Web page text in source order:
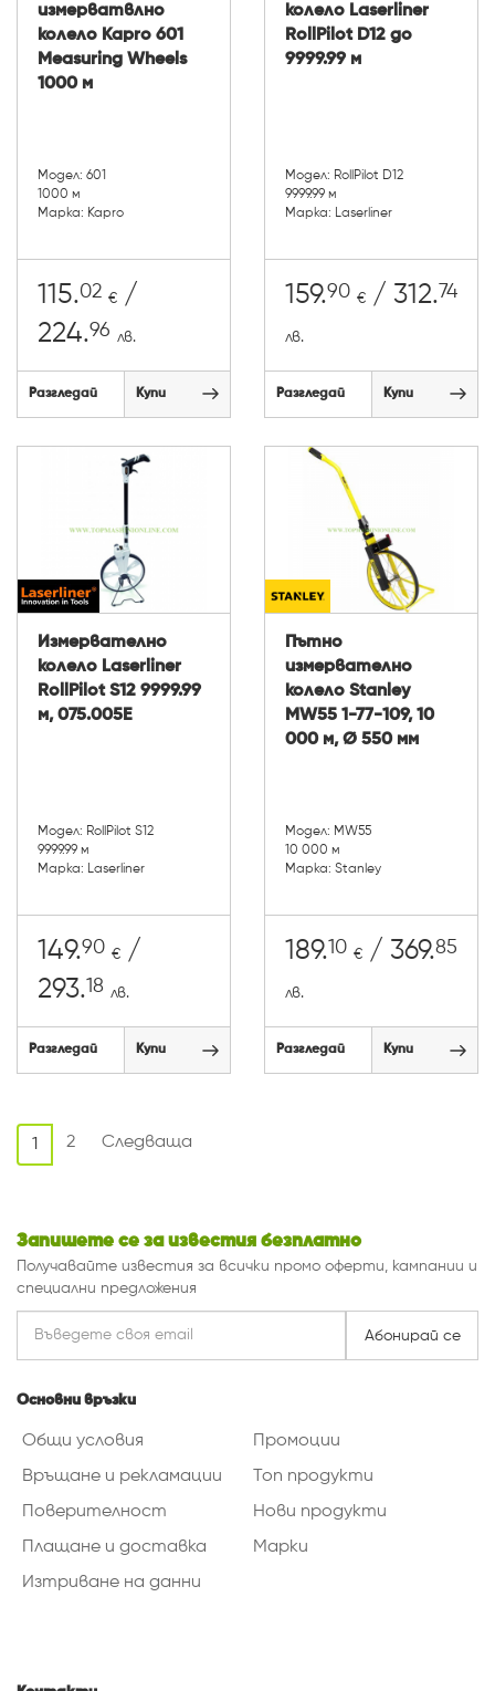
измерватвлно
колело Kapro 601
Measuring Wheels
1000 м
Модел: 601
1000 м
Марка: Kapro
115.02 € /
224.96 лв.
Разгледай Купи
колело Laserliner
RollPilot D12 до
9999.99 м
Модел: RollPilot D12
9999.99 м
Марка: Laserliner
159.90 € / 312.74
лв.
Разгледай Купи
Измервателно
колело Laserliner
RollPilot S12 9999.99
м, 075.005E
Модел: RollPilot S12
9999.99 м
Марка: Laserliner
149.90 € /
293.18 лв.
Разгледай Купи
Пътно
измервателно
колело Stanley
MW55 1-77-109, 10
000 м, Ø 550 мм
Модел: MW55
10 000 м
Марка: Stanley
189.10 € / 369.85
лв.
Разгледай Купи
1 2 Следваща
Запишете се за известия безплатно
Получавайте известия за всички промо оферти, кампании и
специални предложения
Абонирай се
Основни връзки
Общи условия
Връщане и рекламации
Поверителност
Плащане и доставка
Изтриване на данни
Промоции
Топ продукти
Нови продукти
Марки